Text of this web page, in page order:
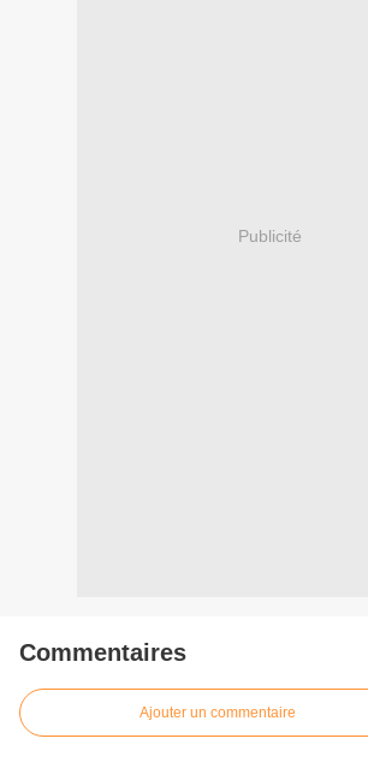
Publicité
Commentaires
Ajouter un commentaire